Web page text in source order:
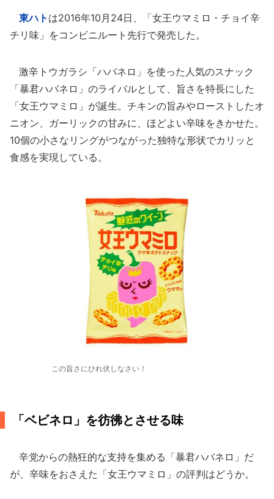
東ハト は2016年10月24日、「女王ウマミロ・チョイ辛
チリ味」をコンビニルート先行で発売した。
激辛トウガラシ「ハバネロ」を使った人気のスナック
「暴君ハバネロ」のライバルとして、旨さを特長にした
「女王ウマミロ」が誕生。チキンの旨みやローストしたオ
ニオン、ガーリックの甘みに、ほどよい辛味をきかせた。
10個の小さなリングがつながった独特な形状でカリッと
食感を実現している。
この旨さにひれ伏しなさい！
「ベビネロ」を彷彿とさせる味
辛党からの熱狂的な支持を集める「暴君ハバネロ」だ
が、辛味をおさえた「女王ウマミロ」の評判はどうか。